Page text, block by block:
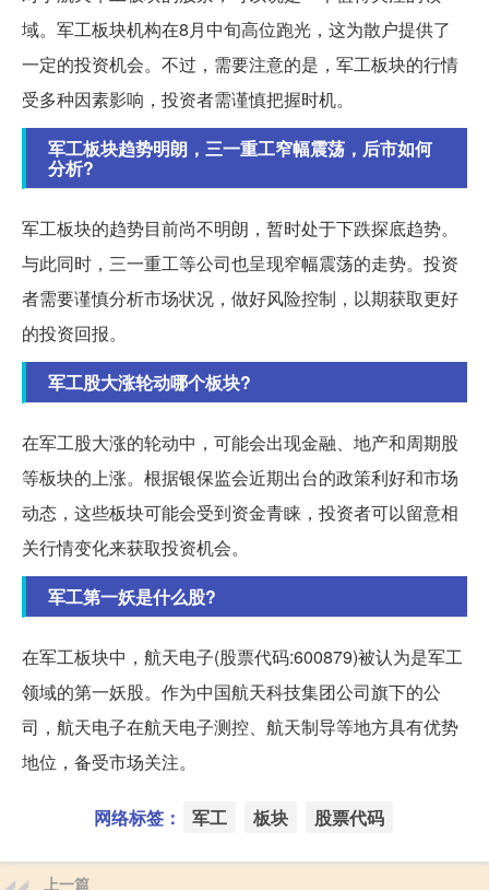
域。军工板块机构在8月中旬高位跑光，这为散户提供了
一定的投资机会。不过，需要注意的是，军工板块的行情
受多种因素影响，投资者需谨慎把握时机。
军工板块趋势明朗，三一重工窄幅震荡，后市如何
分析?
军工板块的趋势目前尚不明朗，暂时处于下跌探底趋势。
与此同时，三一重工等公司也呈现窄幅震荡的走势。投资
者需要谨慎分析市场状况，做好风险控制，以期获取更好
的投资回报。
军工股大涨轮动哪个板块?
在军工股大涨的轮动中，可能会出现金融、地产和周期股
等板块的上涨。根据银保监会近期出台的政策利好和市场
动态，这些板块可能会受到资金青睐，投资者可以留意相
关行情变化来获取投资机会。
军工第一妖是什么股?
在军工板块中，航天电子(股票代码:600879)被认为是军工
领域的第一妖股。作为中国航天科技集团公司旗下的公
司，航天电子在航天电子测控、航天制导等地方具有优势
地位，备受市场关注。
网络标签： 军工 板块 股票代码
上一篇